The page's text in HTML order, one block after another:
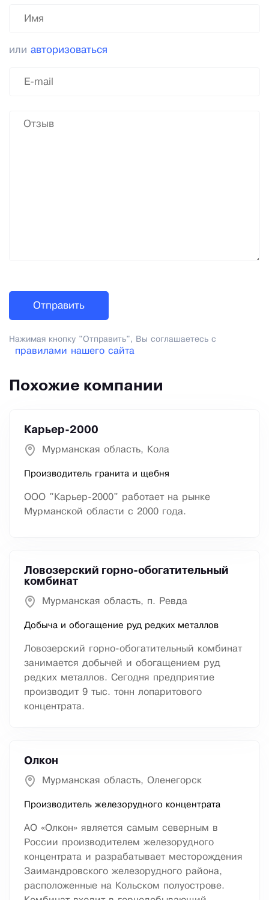
или авторизоваться
Нажимая кнопку "Отправить", Вы соглашаетесь с
правилами нашего сайта
Похожие компании
Карьер-2000
Мурманская область, Кола
Производитель гранита и щебня
ООО "Карьер-2000" работает на рынке
Мурманской области с 2000 года.
Ловозерский горно-обогатительный
комбинат
Мурманская область, п. Ревда
Добыча и обогащение руд редких металлов
Ловозерский горно-обогатительный комбинат
занимается добычей и обогащением руд
редких металлов. Сегодня предприятие
производит 9 тыс. тонн лопаритового
концентрата.
Олкон
Мурманская область, Оленегорск
Производитель железорудного концентрата
АО «Олкон» является самым северным в
России производителем железорудного
концентрата и разрабатывает месторождения
Заимандровского железорудного района,
расположенные на Кольском полуострове.